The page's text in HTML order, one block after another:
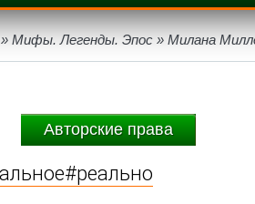
» Мифы. Легенды. Эпос » Милана
Авторские права